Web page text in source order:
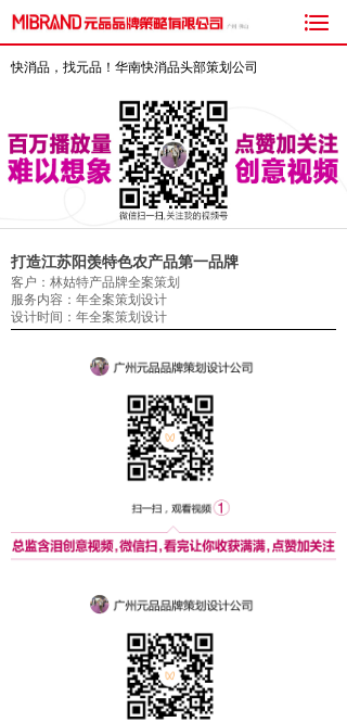

快消品，找元品！华南快消品头部策划公司
打造江苏阳羡特色农产品第一品牌
客户：林姑特产品牌全案策划
服务内容：年全案策划设计
设计时间：年全案策划设计